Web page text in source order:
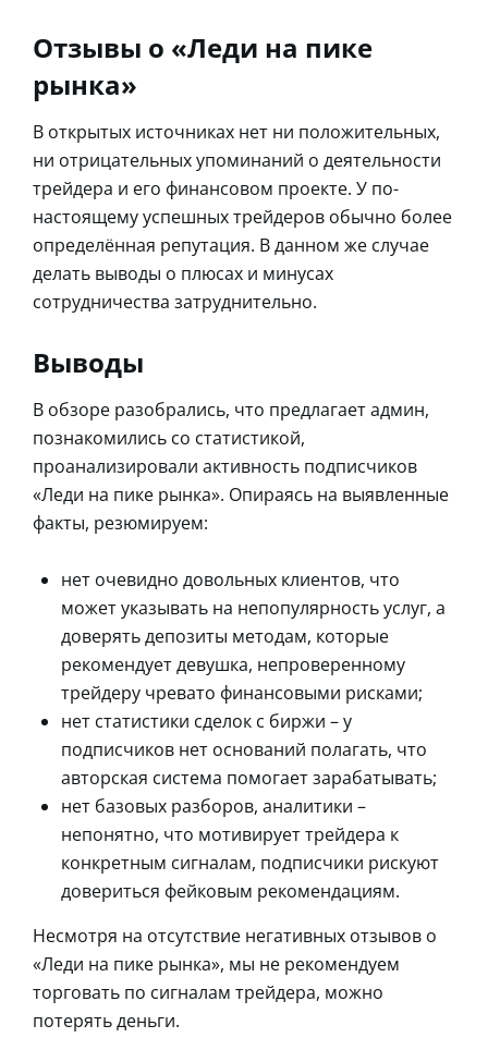
Отзывы о «Леди на пике
рынка»
В открытых источниках нет ни положительных,
ни отрицательных упоминаний о деятельности
трейдера и его финансовом проекте. У по-
настоящему успешных трейдеров обычно более
определённая репутация. В данном же случае
делать выводы о плюсах и минусах
сотрудничества затруднительно.
Выводы
В обзоре разобрались, что предлагает админ,
познакомились со статистикой,
проанализировали активность подписчиков
«Леди на пике рынка». Опираясь на выявленные
факты, резюмируем:
нет очевидно довольных клиентов, что
может указывать на непопулярность услуг, а
доверять депозиты методам, которые
рекомендует девушка, непроверенному
трейдеру чревато финансовыми рисками;
нет статистики сделок с биржи – у
подписчиков нет оснований полагать, что
авторская система помогает зарабатывать;
нет базовых разборов, аналитики –
непонятно, что мотивирует трейдера к
конкретным сигналам, подписчики рискуют
довериться фейковым рекомендациям.
Несмотря на отсутствие негативных отзывов о
«Леди на пике рынка», мы не рекомендуем
торговать по сигналам трейдера, можно
потерять деньги.